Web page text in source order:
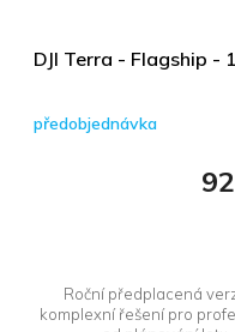
DJI Terra - Flagship -
předobjednávka
Roční předplacená
komplexní řešení pro